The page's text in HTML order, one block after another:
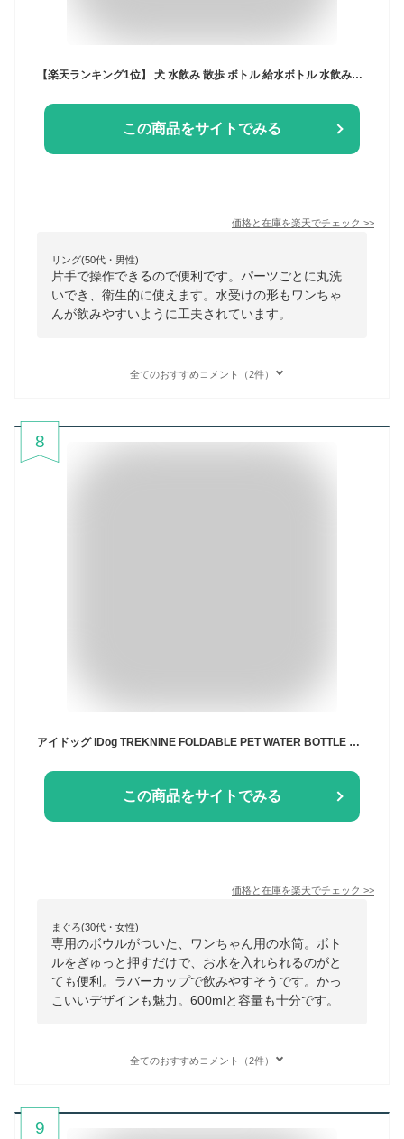
【楽天ランキング1位】 犬 水飲み 散歩 ボトル 給水ボトル 水飲み器 ペットボトル 水入れ 持ち運び 水筒 ペット ウォーターボトル 給水器 水飲みボトル 携帯用 ペット用品 便利 犬用品 犬グッズ 柴犬 旅行 外出 ワンタッチ お出かけ かわいい
この商品をサイトでみる
価格と在庫を楽天でチェック >>
リング(50代・男性)
片手で操作できるので便利です。パーツごとに丸洗
いでき、衛生的に使えます。水受けの形もワンちゃ
んが飲みやすいように工夫されています。
全てのおすすめコメント（2件）
8
アイドッグ iDog TREKNINE FOLDABLE PET WATER BOTTLE 折りたたみ式給水ボトル トレックナイン アイドッグ[17648]【犬 食器 ダイニンググッズ フードボウル】
この商品をサイトでみる
価格と在庫を楽天でチェック >>
まぐろ(30代・女性)
専用のボウルがついた、ワンちゃん用の水筒。ボト
ルをぎゅっと押すだけで、お水を入れられるのがと
ても便利。ラバーカップで飲みやすそうです。かっ
こいいデザインも魅力。600mlと容量も十分です。
全てのおすすめコメント（2件）
9